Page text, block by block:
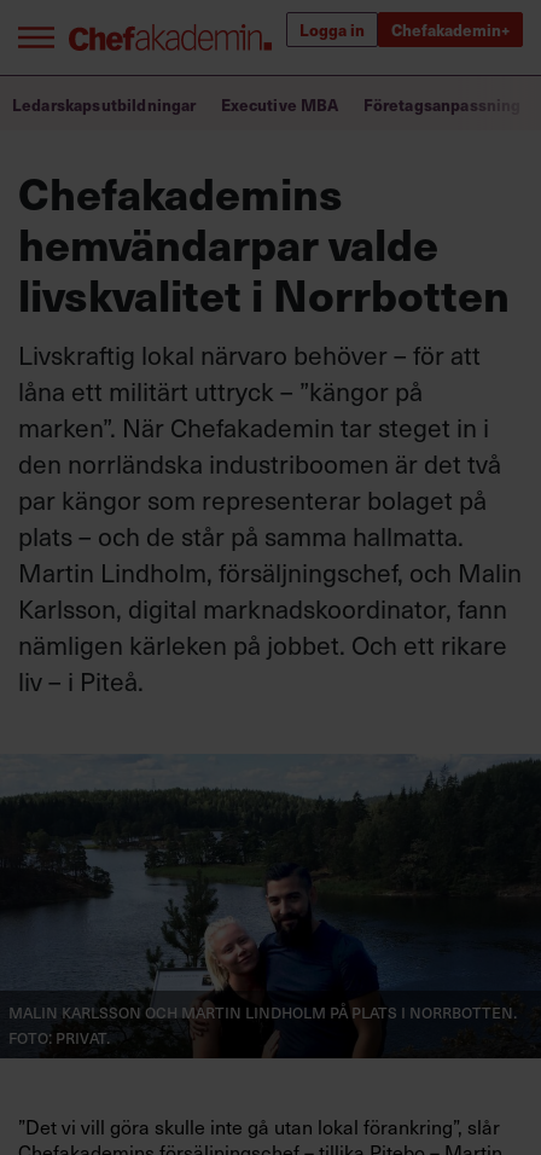
Logga in Chefakademin+
Logga in
Chefakademin+
Annonsera
Om oss
Kontakta oss
Kundservice
Villkor och policy för
personuppgiftsbehandling
Sök
efter:
Bra ledare förändrar världen
Innehåll från Chef
Utbildning för ledare
Chefakademin+
Populära utbildningar
Ledarskapsutbildningar Executive MBA Företagsanpassning
Chefakademins
hemvändarpar valde
livskvalitet i Norrbotten
Livskraftig lokal närvaro behöver – för att
låna ett militärt uttryck – ”kängor på
marken”. När Chefakademin tar steget in i
den norrländska industriboomen är det två
par kängor som representerar bolaget på
plats – och de står på samma hallmatta.
Martin Lindholm, försäljningschef, och Malin
Karlsson, digital marknadskoordinator, fann
nämligen kärleken på jobbet. Och ett rikare
liv – i Piteå.
Malin Karlsson och Martin Lindholm på plats i Norrbotten.
Foto: Privat.
”Det vi vill göra skulle inte gå utan lokal förankring”, slår